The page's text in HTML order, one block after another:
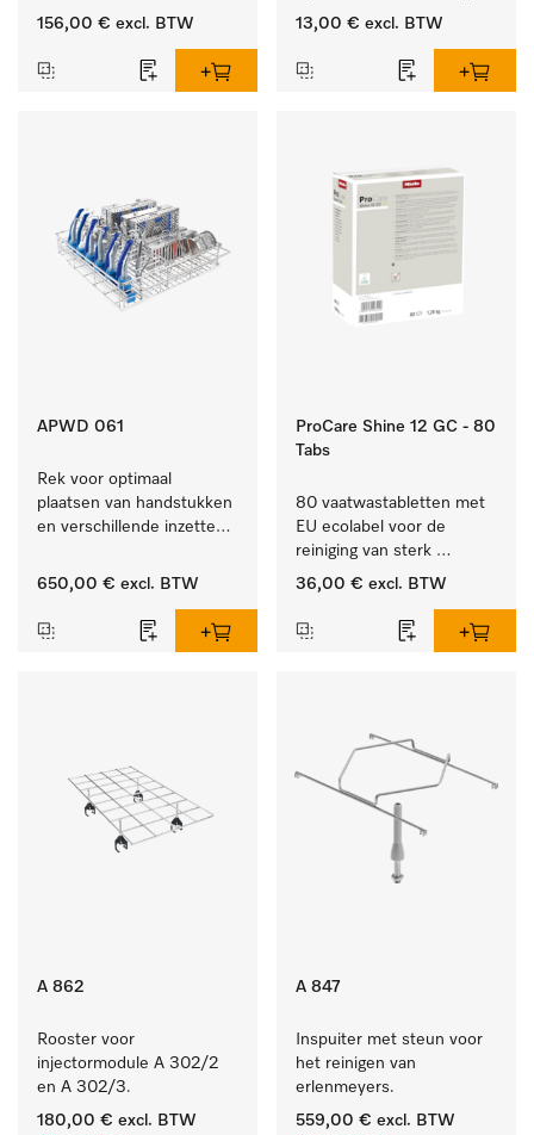
zeefschalen.
156,00 € excl. BTW
lengte 125 mm, 1 stuk.
13,00 € excl. BTW
APWD 061
Rek voor optimaal
plaatsen van handstukken
en verschillende inzetten
650,00 € excl. BTW
ProCare Shine 12 GC - 80
Tabs
80 vaatwastabletten met
EU ecolabel voor de
reiniging van sterk
vervuild serviesgoed,
36,00 € excl. BTW
A 862
Rooster voor
injectormodule A 302/2
en A 302/3.
180,00 € excl. BTW
A 847
Inspuiter met steun voor
het reinigen van
erlenmeyers.
559,00 € excl. BTW